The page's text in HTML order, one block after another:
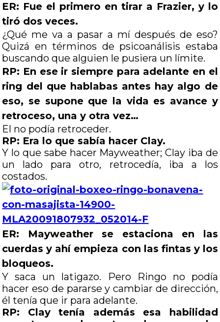
ER: Fue el primero en tirar a Frazier, y lo
tiró dos veces.
¿Qué me va a pasar a mí después de eso?
Quizá en términos de psicoanálisis estaba
buscando que alguien le pusiera un límite.
RP: En ese ir siempre para adelante en el
ring del que hablabas antes hay algo de
eso, se supone que la vida es avance y
retroceso, una y otra vez…
El no podía retroceder.
RP: Era lo que sabía hacer Clay.
Y lo que sabe hacer Mayweather; Clay iba de
un lado para otro, retrocedía, iba a los
costados.
ER: Mayweather se estaciona en las
cuerdas y ahí empieza con las fintas y los
bloqueos.
Y saca un latigazo. Pero Ringo no podía
hacer eso de pararse y cambiar de dirección,
él tenía que ir para adelante.
RP: Clay tenía además esa habilidad